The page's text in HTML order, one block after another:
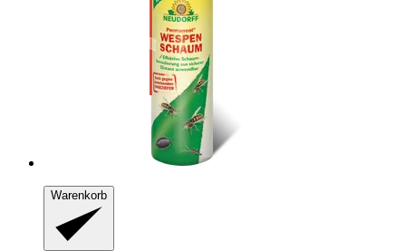
Warenkorb